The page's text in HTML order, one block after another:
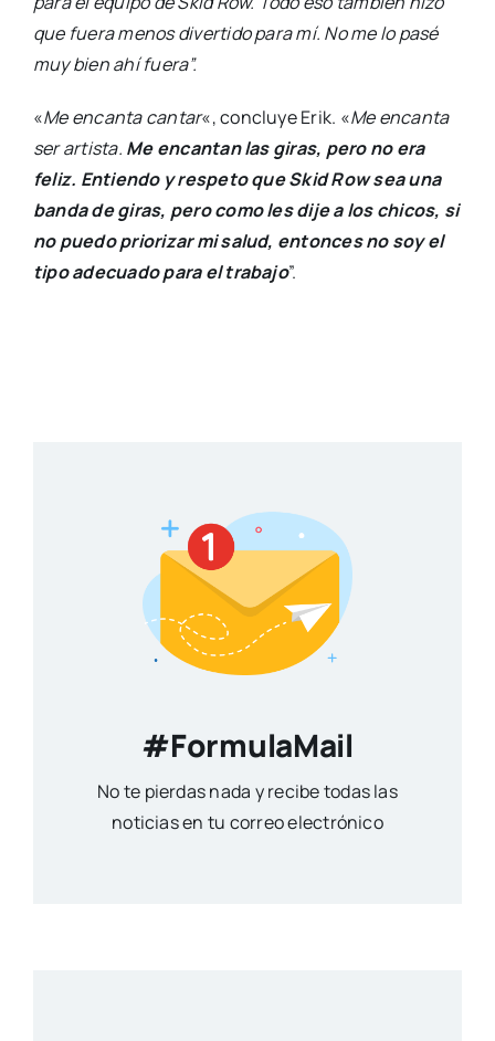
que fuera menos divertido para mí. No me lo pasé
muy bien ahí fuera”.
«Me encanta cantar«, concluye Erik. «Me encanta
ser artista. Me encantan las giras, pero no era
feliz. Entiendo y respeto que Skid Row sea una
banda de giras, pero como les dije a los chicos, si
no puedo priorizar mi salud, entonces no soy el
tipo adecuado para el trabajo”.
#FormulaMail
No te pierdas nada y recibe todas las
noticias en tu correo electrónico